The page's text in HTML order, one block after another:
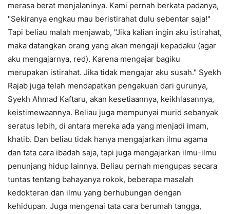
merasa berat menjalaninya. Kami pernah berkata padanya,
"Sekiranya engkau mau beristirahat dulu sebentar saja!"
Tapi beliau malah menjawab, "Jika kalian ingin aku istirahat,
maka datangkan orang yang akan mengaji kepadaku (agar
aku mengajarnya, red). Karena mengajar bagiku
merupakan istirahat. Jika tidak mengajar aku susah." Syekh
Rajab juga telah mendapatkan pengakuan dari gurunya,
Syekh Ahmad Kaftaru, akan kesetiaannya, keikhlasannya,
keistimewaannya. Beliau juga mempunyai murid sebanyak
seratus lebih, di antara mereka ada yang menjadi imam,
khatib. Dan beliau tidak hanya mengajarkan ilmu agama
dan tata cara ibadah saja, tapi juga mengajarkan ilmu-ilmu
penunjang hidup lainnya. Beliau pernah mengupas secara
tuntas tentang bahayanya rokok, beberapa masalah
kedokteran dan ilmu yang berhubungan dengan
kehidupan. Juga mengenai tata cara berumah tangga,